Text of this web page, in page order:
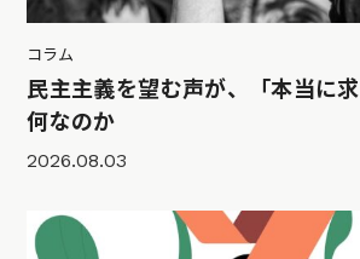
コラム
民主主義を望む声が、「本当に
何なのか
2026.08.03